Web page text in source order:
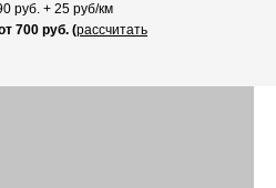
руб. + 25 руб/км
700 руб. (рассчитать